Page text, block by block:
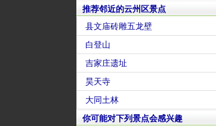
推荐邻近的云州区景点
县文庙砖雕五龙壁
白登山
吉家庄遗址
昊天寺
大同土林
你可能对下列景点会感兴趣